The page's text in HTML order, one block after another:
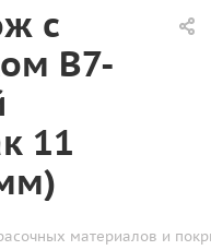
с
В7-
11
материалов и